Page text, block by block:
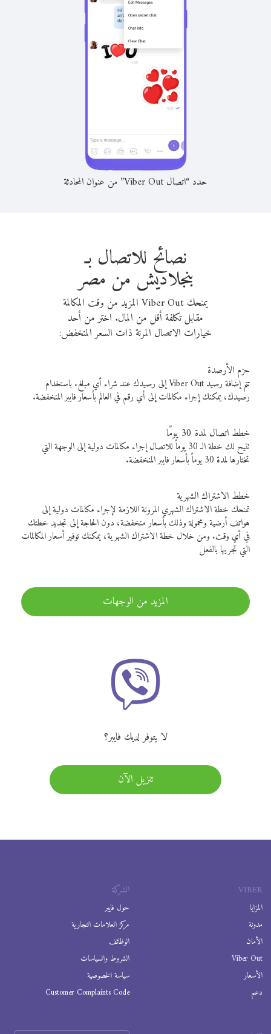
حدد “اتصال Viber Out” من عنوان المحادثة
نصائح للاتصال بـ
بنجلاديش من مصر
يمنحك Viber Out المزيد من وقت المكالمة
مقابل تكلفة أقل من المال. اختر من أحد
خيارات الاتصال المرنة ذات السعر المنخفض:
حزم الأرصدة
تتم إضافة رصيد Viber Out إلى رصيدك عند شراء أي مبلغ. باستخدام
رصيدك، يمكنك إجراء مكالمات إلى أي رقم في العالم بأسعار فايبر المنخفضة.
خطط اتصال لمدة 30 يومًا
تتيح لك خطة الـ 30 يوماً للاتصال إجراء مكالمات دولية إلى الوجهة التي
تختارها لمدة 30 يوماً بأسعار فايبر المنخفضة.
خطط الاشتراك الشهرية
تمنحك خطة الاشتراك الشهري المرونة اللازمة لإجراء مكالمات دولية إلى
هواتف أرضية ومحمولة وذلك بأسعار منخفضة، دون الحاجة إلى تجديد خطتك
في أي وقت. ومن خلال خطة الاشتراك الشهرية، يمكنك توفير أسعار المكالمات
التي تجريها بالفعل
المزيد من الوجهات
لا يتوفر لديك فايبر؟
تنزيل الآن
VIBER
المزايا
مدونة
الأمان
Viber Out
الأسعار
دعم
الشركة
حول فايبر
مركز العلامات التجارية
الوظائف
الشروط والسياسات
سياسة الخصوصية
Customer Complaints Code